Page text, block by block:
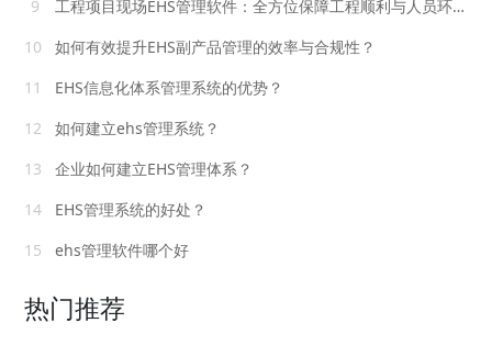
9
工程项目现场EHS管理软件：全方位保障工程顺利与人员环境安全
10
如何有效提升EHS副产品管理的效率与合规性？
11
EHS信息化体系管理系统的优势？
12
如何建立ehs管理系统？
13
企业如何建立EHS管理体系？
14
EHS管理系统的好处？
15
ehs管理软件哪个好
热门推荐